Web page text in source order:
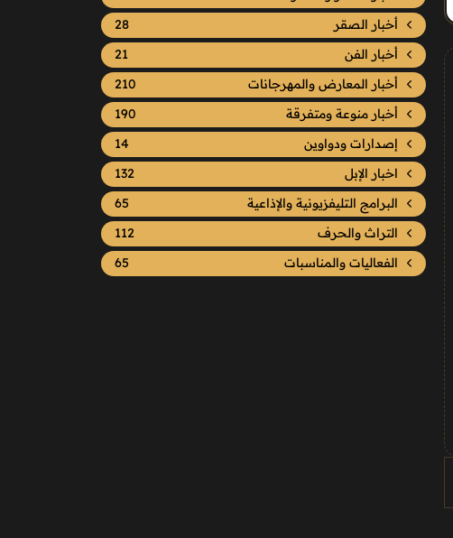
أخبار الصقر
28
أخبار الفن
21
أخبار المعارض والمهرجانات
210
أخبار منوعة ومتفرقة
190
إصدارات ودواوين
14
اخبار الإبل
132
البرامج التليفزيونية والإذاعية
65
التراث والحرف
112
الفعاليات والمناسبات
65